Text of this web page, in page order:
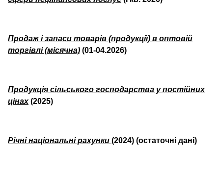
Продаж і запаси товарів (продукції) в оптовій
торгівлі (місячна) (01-04.2026)
Продукція сільського господарства у постійних
цінах(2025)
Річні національні рахунки (2024) (остаточні дані)